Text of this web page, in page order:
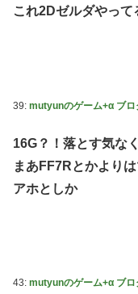
これ2Dゼルダやっ
39: mutyunのゲーム+α ブロ
16G？！落とす気な
まあFF7Rとかより
アホとしか
43: mutyunのゲーム+α ブロ